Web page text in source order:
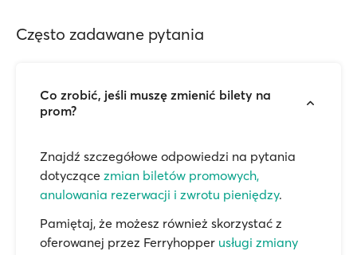
Często zadawane pytania
Co zrobić, jeśli muszę zmienić bilety na
prom?
Znajdź szczegółowe odpowiedzi na pytania
dotyczące zmian biletów promowych,
anulowania rezerwacji i zwrotu pieniędzy.
Pamiętaj, że możesz również skorzystać z
oferowanej przez Ferryhopper usługi zmiany